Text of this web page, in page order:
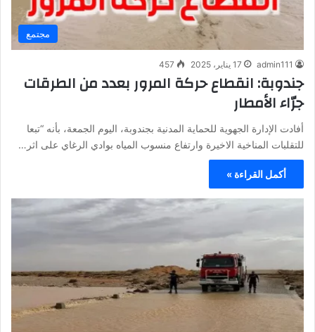
مجتمع
admin111 17 يناير، 2025 457
جندوبة: انقطاع حركة المرور بعدد من الطرقات
جرّاء الأمطار
أفادت الإدارة الجهوية للحماية المدنية بجندوبة، اليوم الجمعة، بأنه “تبعا
للتقلبات المناخية الاخيرة وارتفاع منسوب المياه بوادي الرغاي على اثر…
أكمل القراءة »